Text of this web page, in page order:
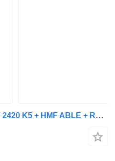
MAN TGS 35.480 8X4 HMF 2420 K5 + HMF ABLE + REMOTE CONTROL